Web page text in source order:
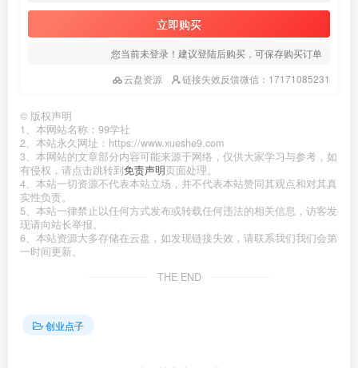
立即购买
您当前未登录！建议登陆后购买，可保存购买订单
云盘资源
链接失效反馈微信：17171085231
© 版权声明
1、本网站名称：99学社
2、本站永久网址：https://www.xueshe9.com
3、本网站的文章部分内容可能来源于网络，仅供大家学习与参考，如
有侵权，请点击跳转到免责声明页面处理。
4、本站一切资源不代表本站立场，并不代表本站赞同其观点和对其真
实性负责。
5、本站一律禁止以任何方式发布或转载任何违法的相关信息，访客发
现请向站长举报。
6、本站资源大多存储在云盘，如发现链接失效，请联系我们我们会第
一时间更新。
THE END
创业点子